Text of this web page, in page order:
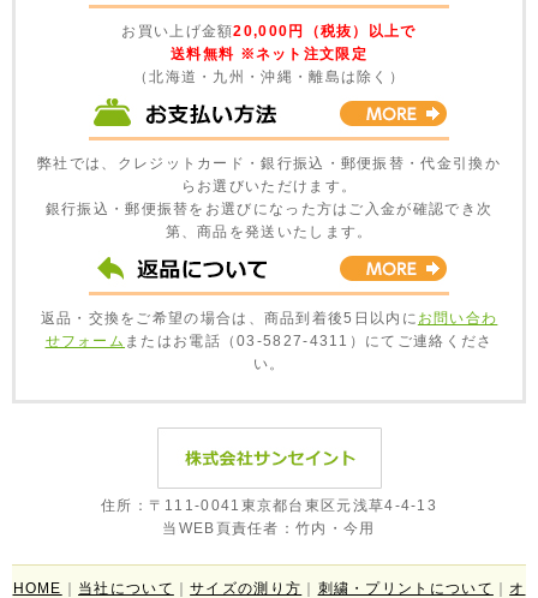
お買い上げ金額20,000円（税抜）以上で
送料無料 ※ネット注文限定
（北海道・九州・沖縄・離島は除く）
弊社では、クレジットカード・銀行振込・郵便振替・代金引換か
らお選びいただけます。
銀行振込・郵便振替をお選びになった方はご入金が確認でき次
第、商品を発送いたします。
返品・交換をご希望の場合は、商品到着後5日以内に お問い合わ
せフォーム またはお電話（03-5827-4311）にてご連絡くださ
い。
住所：〒111-0041東京都台東区元浅草4-4-13
当WEB頁責任者：竹内・今用
HOME 当社について ｜サイズの測り方 刺繍・プリントについて オ